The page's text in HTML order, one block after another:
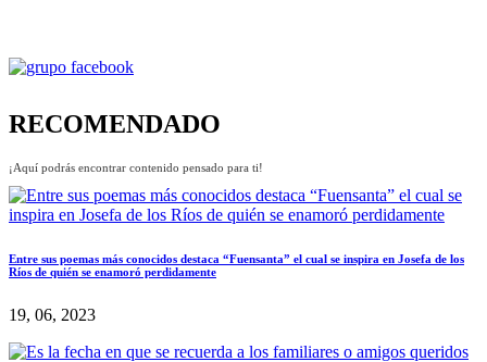
RECOMENDADO
¡Aquí podrás encontrar contenido pensado para ti!
Entre sus poemas más conocidos destaca “Fuensanta” el cual se inspira en Josefa de los
Ríos de quién se enamoró perdidamente
19, 06, 2023